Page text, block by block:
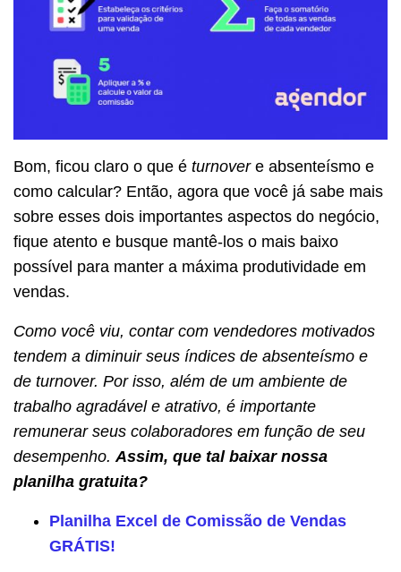
Bom, ficou claro o que é turnovere absenteísmo e
como calcular? Então, agora que você já sabe mais
sobre esses dois importantes aspectos do negócio,
fique atento e busque mantê-los o mais baixo
possível para manter a máxima produtividade em
vendas.
Como você viu, contar com vendedores motivados
tendem a diminuir seus índices de absenteísmo e
de turnover. Por isso, além de um ambiente de
trabalho agradável e atrativo, é importante
remunerar seus colaboradores em função de seu
desempenho. Assim, que tal baixar nossa
planilha gratuita?
Planilha Excel de Comissão de Vendas
GRÁTIS!